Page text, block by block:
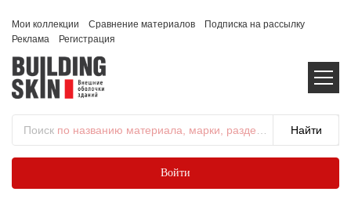
Мои коллекции Сравнение материалов
Подписка на рассылку
Реклама
Регистрация
Поиск по названию материала, марки, раздела...
Войти